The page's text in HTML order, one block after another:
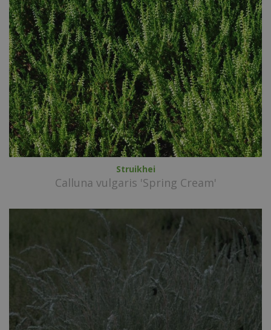
Struikhei
Calluna vulgaris 'Spring Cream'